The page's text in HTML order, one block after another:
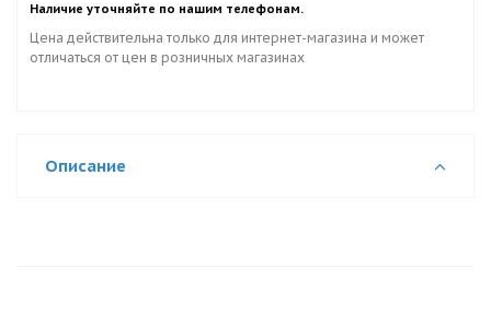
Наличие уточняйте по нашим телефонам.
Цена действительна только для интернет-магазина и может
отличаться от цен в розничных магазинах
Описание